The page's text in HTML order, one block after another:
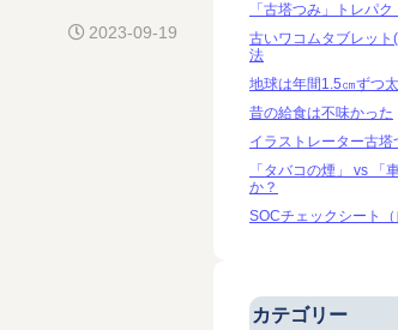
2023-09-19
「古塔つみ」トレパ
古いワコムタブレッ
法
地球は年間1.5㎝ずつ
昔の給食は不味かった
イラストレーター古
「タバコの煙」 vs 「
か？
SOCチェックシート（
カテゴリー